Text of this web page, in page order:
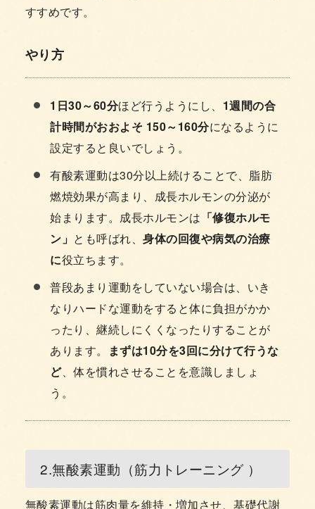
すすめです。
やり方
1日30～60分ほど行うようにし、 1週間の合
計時間がおおよそ 150～160分になるように
設定すると良いでしょう。
有酸素運動は30分以上続けることで、脂肪
燃焼効果が高まり、成長ホルモンの分泌が
始まります。成長ホルモンは 「修復ホルモ
ン」 とも呼ばれ、身体の回復や病気の治療
に役立ちます。
普段あまり運動をしていない場合は、いき
なりハードな運動をすると体に負担がかか
ったり、継続しにくくなったりすることが
あります。
まずは10分を3回に分けて行うな
ど、体を慣れさせることを意識しましょ
う。
2.無酸素運動（筋力トレーニング ）
無酸素運動は筋肉量を維持・増加させ、基礎代謝